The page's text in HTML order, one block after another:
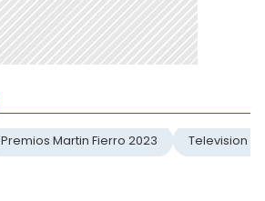
Premios Martin Fierro 2023 Television